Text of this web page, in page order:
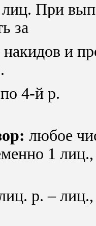
лиц. При
за
и
4-й р.
любое
1
р. –